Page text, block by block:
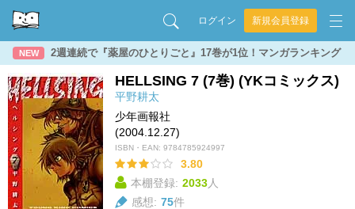
ログイン 新規会員登録
NEW 2週連続で『薬屋のひとりごと』17巻が1位！マンガランキング
HELLSING 7 (7巻) (YKコミックス)
平野耕太
少年画報社
(2004.12.27)
ISBN・EAN: 9784785924997
3.80
本棚登録: 2033人
感想: 75件